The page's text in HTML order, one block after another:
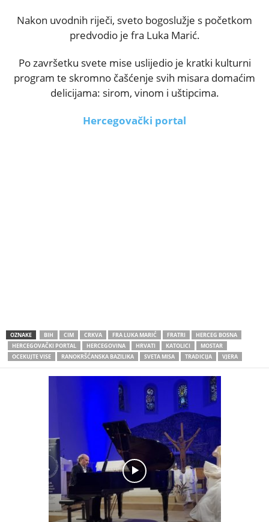
Nakon uvodnih riječi, sveto bogoslužje s početkom
predvodio je fra Luka Marić.
Po završetku svete mise uslijedio je kratki kulturni
program te skromno čašćenje svih misara domaćim
delicijama: sirom, vinom i uštipcima.
Hercegovački portal
OZNAKE BIH CIM CRKVA FRA LUKA MARIĆ FRATRI
HERCEG BOSNA
HERCEGOVAČKI PORTAL
HERCEGOVINA HRVATI KATOLICI
MOSTAR
OCEKUJTE VISE
RANOKRŠĆANSKA BAZILIKA SVETA MISA TRADICIJA VJERA